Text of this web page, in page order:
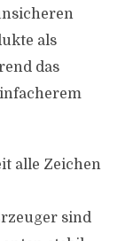
als
das
alle Zeichen
sind